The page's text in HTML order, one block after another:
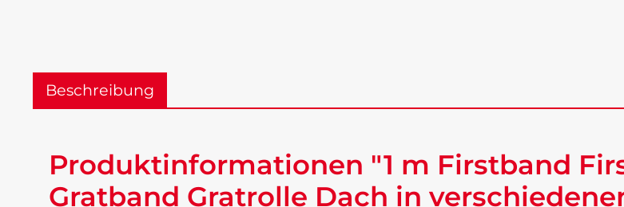
Beschreibung
Produktinformationen "1 m Firstband
Gratband Gratrolle Dach in